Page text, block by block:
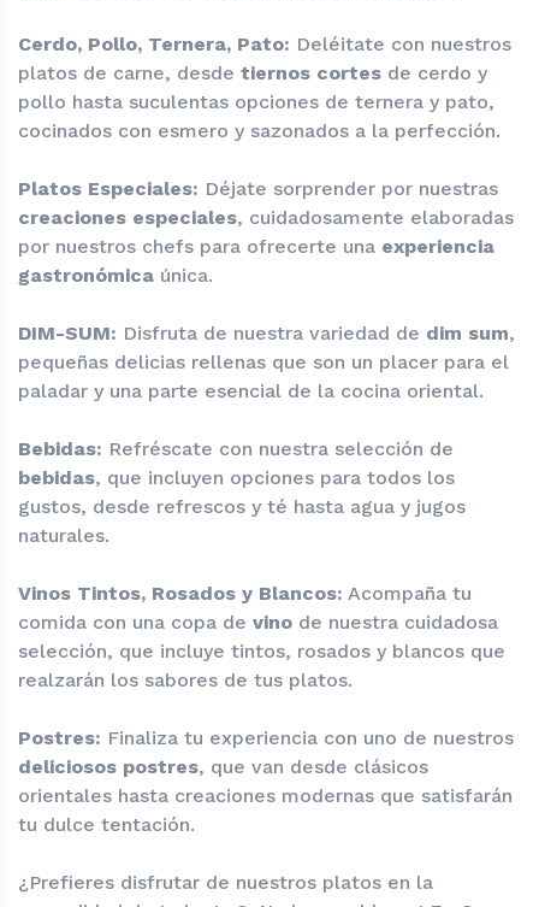
Cerdo, Pollo, Ternera, Pato: Deléitate con nuestros
platos de carne, desde tiernos cortes de cerdo y
pollo hasta suculentas opciones de ternera y pato,
cocinados con esmero y sazonados a la perfección.
Platos Especiales: Déjate sorprender por nuestras
creaciones especiales, cuidadosamente elaboradas
por nuestros chefs para ofrecerte una experiencia
gastronómica única.
DIM-SUM: Disfruta de nuestra variedad de dim sum,
pequeñas delicias rellenas que son un placer para el
paladar y una parte esencial de la cocina oriental.
Bebidas: Refréscate con nuestra selección de
bebidas, que incluyen opciones para todos los
gustos, desde refrescos y té hasta agua y jugos
naturales.
Vinos Tintos, Rosados y Blancos: Acompaña tu
comida con una copa de vino de nuestra cuidadosa
selección, que incluye tintos, rosados y blancos que
realzarán los sabores de tus platos.
Postres: Finaliza tu experiencia con uno de nuestros
deliciosos postres, que van desde clásicos
orientales hasta creaciones modernas que satisfarán
tu dulce tentación.
¿Prefieres disfrutar de nuestros platos en la